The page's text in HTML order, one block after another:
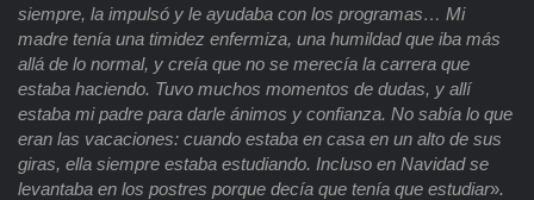
siempre, la impulsó y le ayudaba con los programas… Mi
madre tenía una timidez enfermiza, una humildad que iba más
allá de lo normal, y creía que no se merecía la carrera que
estaba haciendo. Tuvo muchos momentos de dudas, y allí
estaba mi padre para darle ánimos y confianza. No sabía lo que
eran las vacaciones: cuando estaba en casa en un alto de sus
giras, ella siempre estaba estudiando. Incluso en Navidad se
levantaba en los postres porque decía que tenía que estudiar».